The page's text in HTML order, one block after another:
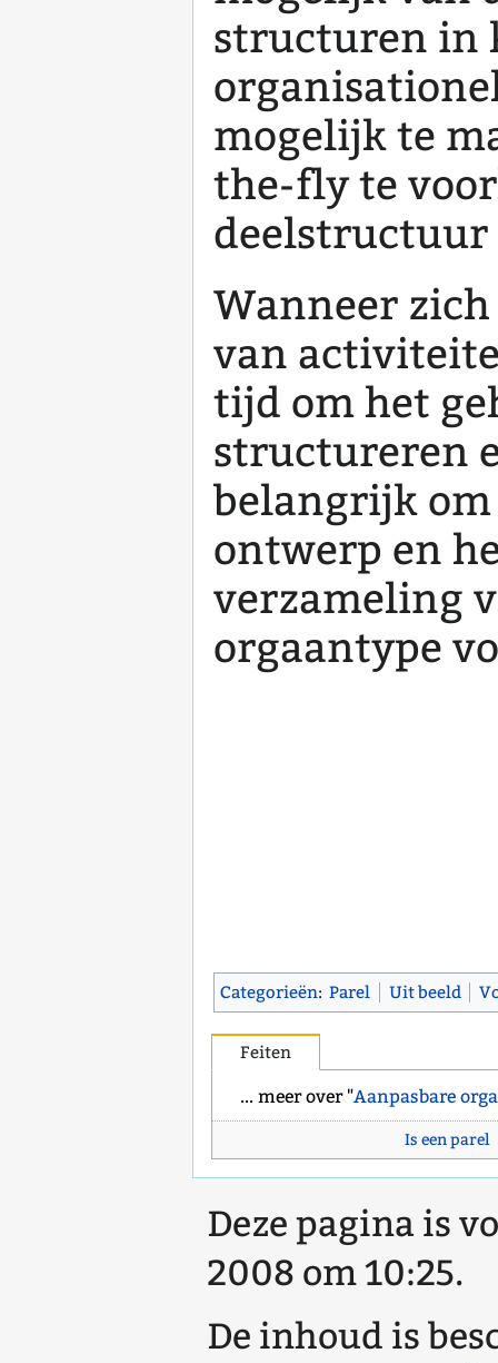
structuren in
mogelijk te
the-fly te
deelstructuur
Wanneer
van
tijd om het
structureren
belangrijk om
ontwerp en
verzameling
orgaantype
Categorieën: Parel Uit beeld
Feiten
... meer over "Aanpasbare
Is een parel
Deze pagina is
2008 om 10:25.
De inhoud is